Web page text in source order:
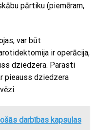
pārtiku (piemēram,
var būt
ir operācija,
dziedzera. Parasti
pieauss dziedzera
darbības kapsulas